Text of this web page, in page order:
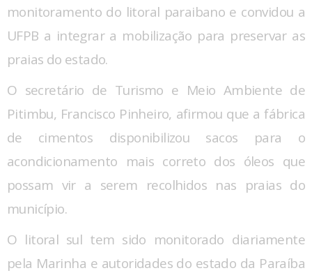
monitoramento do litoral paraibano e convidou a
UFPB a integrar a mobilização para preservar as
praias do estado.
O secretário de Turismo e Meio Ambiente de
Pitimbu, Francisco Pinheiro, afirmou que a fábrica
de cimentos disponibilizou sacos para o
acondicionamento mais correto dos óleos que
possam vir a serem recolhidos nas praias do
município.
O litoral sul tem sido monitorado diariamente
pela Marinha e autoridades do estado da Paraíba